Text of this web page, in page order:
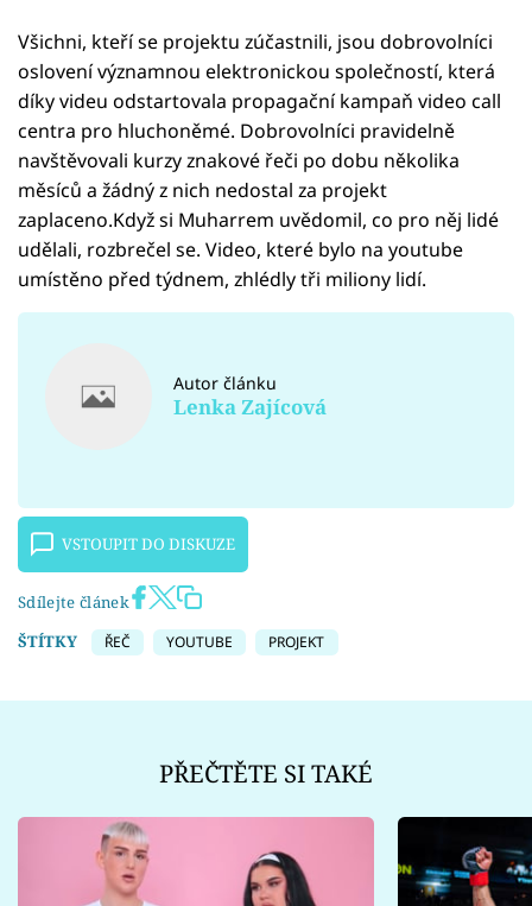
Všichni, kteří se projektu zúčastnili, jsou dobrovolníci
oslovení významnou elektronickou společností, která
díky videu odstartovala propagační kampaň video call
centra pro hluchoněmé. Dobrovolníci pravidelně
navštěvovali kurzy znakové řeči po dobu několika
měsíců a žádný z nich nedostal za projekt
zaplaceno.Když si Muharrem uvědomil, co pro něj lidé
udělali, rozbrečel se. Video, které bylo na youtube
umístěno před týdnem, zhlédly tři miliony lidí.
Autor článku
Lenka Zajícová
VSTOUPIT DO DISKUZE
Sdílejte článek
ŠTÍTKY
ŘEČ YOUTUBE PROJEKT
PŘEČTĚTE SI TAKÉ